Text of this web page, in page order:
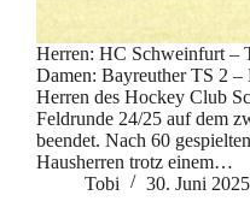
Herren: HC Schweinfurt –
Damen: Bayreuther TS 2
Herren des Hockey Club
Feldrunde 24/25 auf dem
beendet. Nach 60
Hausherren trotz einem…
Tobi
30. Juni 2025